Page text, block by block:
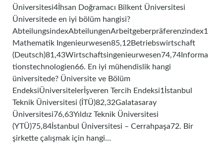
Üniversitesi4İhsan Doğramacı Bilkent Üniversitesi
Üniversitede en iyi bölüm hangisi?
AbteilungsindexAbteilungenArbeitgeberpräferenzindex1
Mathematik Ingenieurwesen85,12Betriebswirtschaft
(Deutsch)81,43Wirtschaftsingenieurwesen74,74Informa
tionstechnologien66. En iyi mühendislik hangi
üniversitede? Üniversite ve Bölüm
EndeksiÜniversitelerİşveren Tercih Endeksi1İstanbul
Teknik Üniversitesi (İTÜ)82,32Galatasaray
Üniversitesi76,63Yıldız Teknik Üniversitesi
(YTÜ)75,84İstanbul Üniversitesi – Cerrahpaşa72. Bir
şirkette çalışmak için hangi…